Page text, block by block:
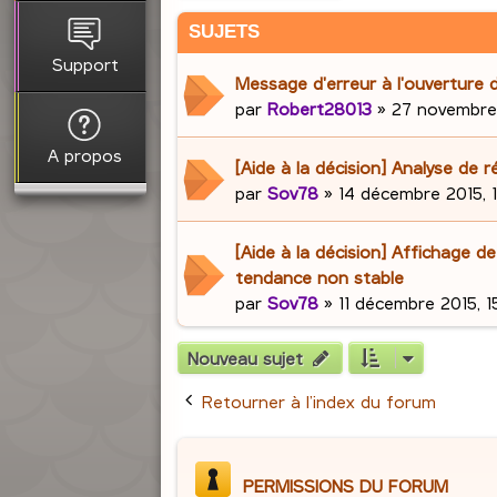
Support
A propos
SUJETS
Message d'erreur à l'ouverture
parRobert28013 »27
[Aide à la décision] Analyse de
parSov78 » 14 décembre 2015,
[Aide à la décision] Affichage
tendance non stable
parSov78 » 11 décembre 2015,
Nouveau sujet
Retourner à l’index du forum
PERMISSIONS DU FORUM